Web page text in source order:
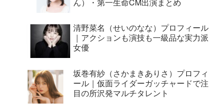
清野菜名（せいのなな）プロフィール
｜アクションも演技も一級品な実力派
女優
坂巻有紗（さかまきありさ）プロフィ
ール｜仮面ライダーガッチャードで注
目の所沢発マルチタレント